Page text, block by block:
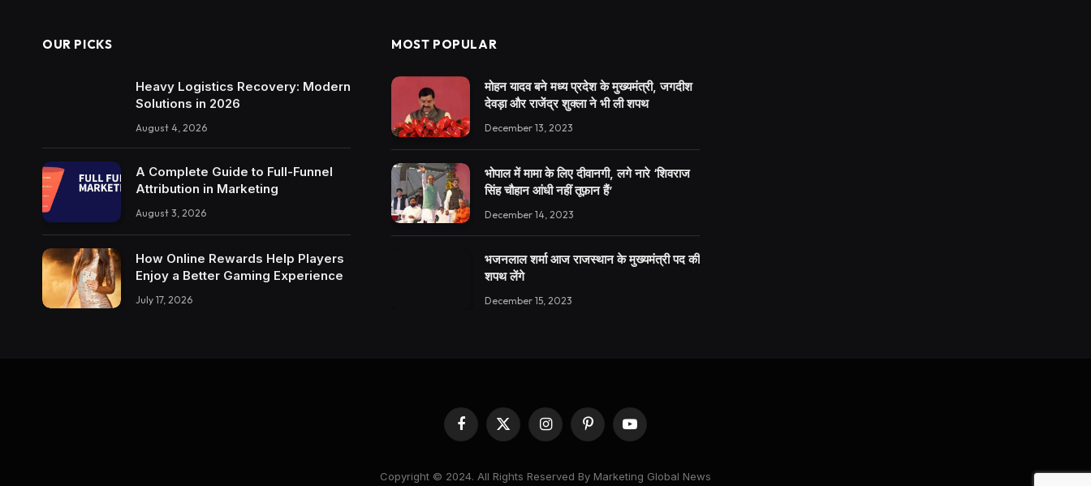
OUR PICKS
Heavy Logistics Recovery: Modern
Solutions in 2026
August 4, 2026
A Complete Guide to Full-Funnel
Attribution in Marketing
August 3, 2026
How Online Rewards Help Players
Enjoy a Better Gaming Experience
July 17, 2026
MOST POPULAR
मोहन यादव बने मध्य प्रदेश के मुख्यमंत्री, जगदीश
देवड़ा और राजेंद्र शुक्ला ने भी ली शपथ
December 13, 2023
भोपाल में मामा के लिए दीवानगी, लगे नारे ‘शिवराज
सिंह चौहान आंधी नहीं तूफ़ान हैं’
December 14, 2023
भजनलाल शर्मा आज राजस्थान के मुख्यमंत्री पद की
शपथ लेंगे
December 15, 2023
Facebook
X
(Twitter)
InstagramPinterestYouTube
Copyright © 2024. All Rights Reserved By Marketing Global News